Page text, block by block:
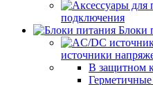
подключения
Блоки
источники
В защитном